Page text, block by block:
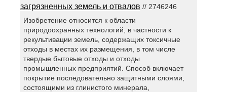
загрязненных земель и отвалов // 2746246
Изобретение относится к области
природоохранных технологий, в частности к
рекультивации земель, содержащих токсичные
отходы в местах их размещения, в том числе
твердые бытовые отходы и отходы
промышленных предприятий. Способ включает
покрытие последовательно защитными слоями,
состоящими из глинистого минерала,